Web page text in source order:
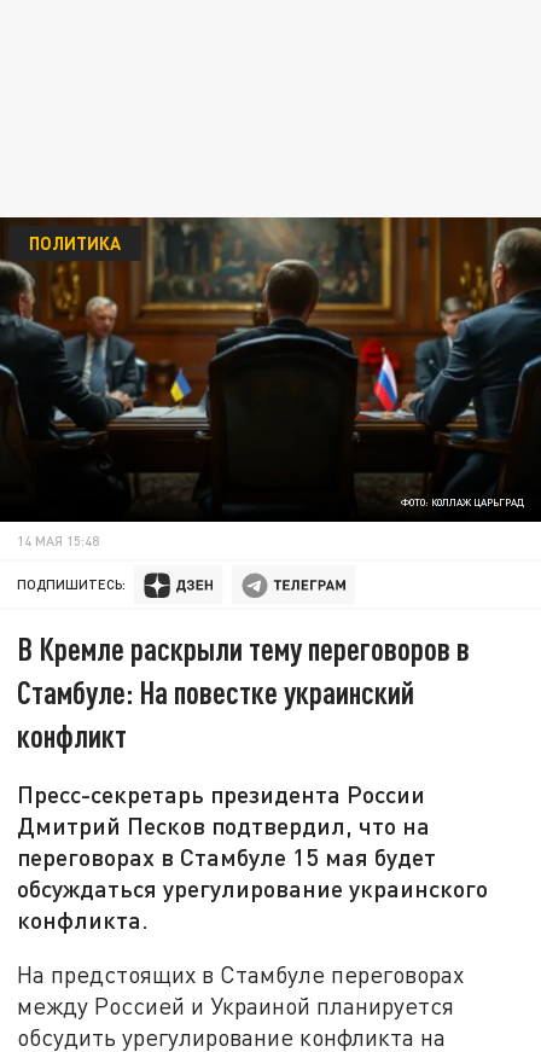
ФОТО: КОЛЛАЖ ЦАРЬГРАД
ПОЛИТИКА
14 МАЯ 15:48
ПОДПИШИТЕСЬ:
В Кремле раскрыли тему переговоров в
Стамбуле: На повестке украинский
конфликт
Пресс-секретарь президента России
Дмитрий Песков подтвердил, что на
переговорах в Стамбуле 15 мая будет
обсуждаться урегулирование украинского
конфликта.
На предстоящих в Стамбуле переговорах
между Россией и Украиной планируется
обсудить урегулирование конфликта на